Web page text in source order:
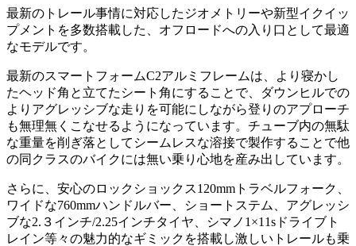
最新のトレール事情に対応したジオメトリーや新型イクイッ
プメントを多数搭載した、オフロードへの入り口として最適
なモデルです。
最新のスマートフォームC2アルミフレームは、より寝かし
たヘッド角と立てたシート角にすることで、ダウンヒルでの
よりアグレッシブな走りを可能にしながら登りのアプローチ
も無理無くこなせるようになっています。チューブ内の無駄
な重量を削ぎ落としてシームレスな溶接で製作することで他
の同クラスのバイクには無い乗り心地を産み出しています。
さらに、安心のロックショックス120mmトラベルフォーク、
ワイドな760mmハンドルバー、ショートステム、アグレッシ
ブな2.３インチ/2.25インチタイヤ、シマノ1×11sドライブト
レイン等々の魅力的なギミックを搭載し激しいトレールも乗